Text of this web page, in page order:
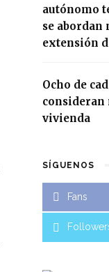
autónomo
se abordan
extensión
Ocho de
consideran
vivienda
SÍGUENOS
Fans